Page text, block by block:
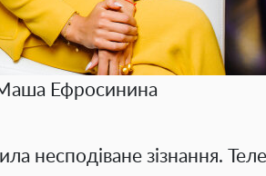
Ефросинина
несподіване зізнання.